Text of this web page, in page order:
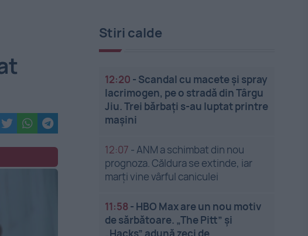
Stiri calde
12:20 - Scandal cu macete și spray
lacrimogen, pe o stradă din Târgu
Jiu. Trei bărbați s-au luptat printre
mașini
12:07 -ANM a schimbat din nou
prognoza. Căldura se extinde, iar
marți vine vârful caniculei
11:58 - HBO Max are un nou motiv
de sărbătoare. „The Pitt” și